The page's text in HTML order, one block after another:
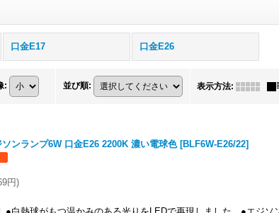
口金E17 口金E26
: 並び順: 表示方法:
ソンランプ6W 口金E26 2200K 濃い電球色 [BLF6W-E26/22]
円)